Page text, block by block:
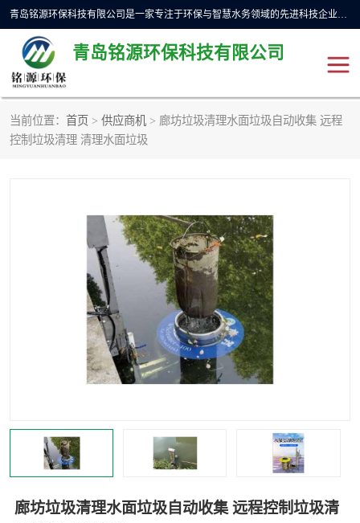
青岛铭源环保科技有限公司是一家专注于环保与智慧水务领域的先进科技企业，公司专注于云智能一体化预制泵站、水务循环利用、海绵城市、云智慧水务开发及新型环保技术研发等领域。铭源环保以为客户提供优质产品、专业技术服务为己任。为客户提供量身定制方案，提供多种配置方案满足实际使用要求。严控供货周期，并提供高标准后期维护。以环保为己任，视质量如生命，以技术做先导，靠诚信赢客户。
青岛铭源环保科技有限公司
当前位置： 首页 > 供应商机 > 廊坊垃圾清理水面垃圾自动收集 远程
控制垃圾清理 清理水面垃圾
廊坊垃圾清理水面垃圾自动收集 远程控制垃圾清
一体化HMPP泵站
下开式堰门 液动限流闸门
加压泵房/灌溉泵房 一体化预制泵站
不锈钢浮筒阀 真空冲洗装置
雨水收集回用装置 门式冲洗装置
智能一体化灌溉泵房 一体化污水处理泵房
一体化泵闸